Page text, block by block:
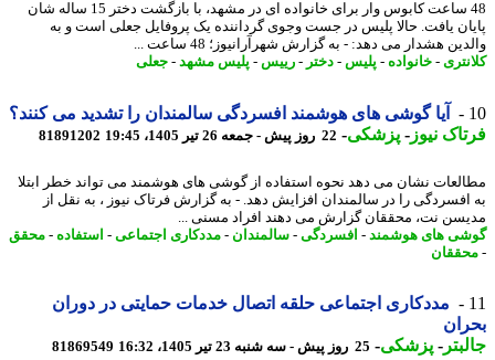
48 ساعت کابوس وار برای خانواده ای در مشهد، با بازگشت دختر 15 ساله شان
یافت. حالا پلیس در جست وجوی گرداننده یک پروفایل جعلی است و به
هشدار می دهد: - به گزارش شهرآرانیوز؛ 48 ساعت ...
- خانواده- پلیس-دختر-رییس -پلیس مشهد-جعلی
آیا گوشی های هوشمند افسردگی سالمندان را تشدید می کنند؟
نیوز-پزشکی-22 روز پیش - جمعه 26 تیر 1405، 19:45 81891202
نشان می دهد نحوه استفاده از گوشی های هوشمند می تواند خطر ابتلا
را در سالمندان افزایش دهد. - به گزارش فرتاک نیوز ، به نقل از
نت، محققان گزارش می دهند افراد مسنی ...
های هوشمند-افسردگی -سالمندان- مددکاری اجتماعی-استفاده-محقق
مددکاری اجتماعی حلقه اتصال خدمات حمایتی در دوران
-پزشکی-25 روز پیش - سه شنبه 23 تیر 1405، 16:32 81869549